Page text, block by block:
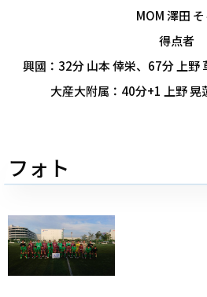
MOM 澤田 そ
得点者
興國：32分 山本 倖栄、67分 上野
大産大附属：40分+1 上野 晃
フォト